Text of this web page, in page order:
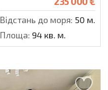
Відстань до моря: 50 м.
Площа: 94 кв. м.